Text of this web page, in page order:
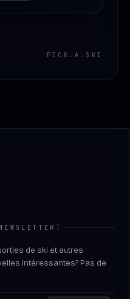
PICK . A . SKI
]
de ski et autres
intéressantes? Pas de